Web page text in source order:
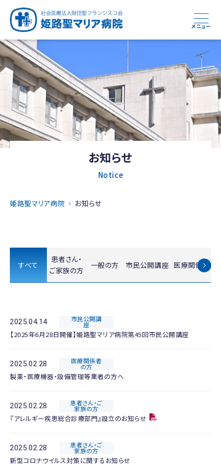
メニュー
お知らせ
Notice
姫路聖マリア病院 お知らせ
すべて
患者さん・
ご家族の方
一般の方 市民公開講座 医療関係者の
2025.04.14 市民公開講
座
【2025年6月28日開催】姫路聖マリア病院第45回市民公開講座
2025.02.28 医療関係者
の方
製薬・医療機器・設備管理等業者の方へ
2025.02.28 患者さん・ご
家族の方
『アレルギー疾患総合診療部門』設立のお知らせ
2025.02.28 患者さん・ご
家族の方
新型コロナウイルス対策に関するお知らせ